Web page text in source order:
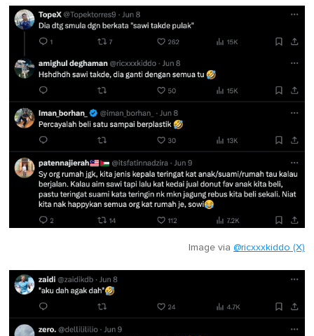
Image via @ricxxxkiddo (X)